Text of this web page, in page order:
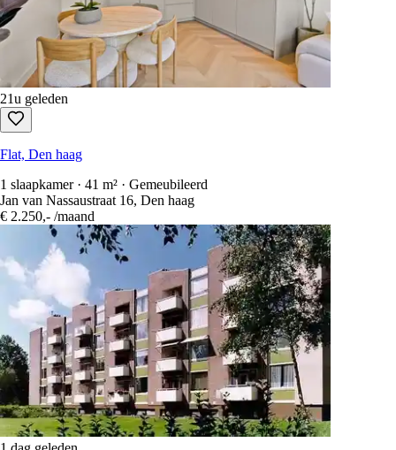
21u geleden
Flat, Den haag
1 slaapkamer · 41 m² · Gemeubileerd
Jan van Nassaustraat 16, Den haag
€ 2.250,- /maand